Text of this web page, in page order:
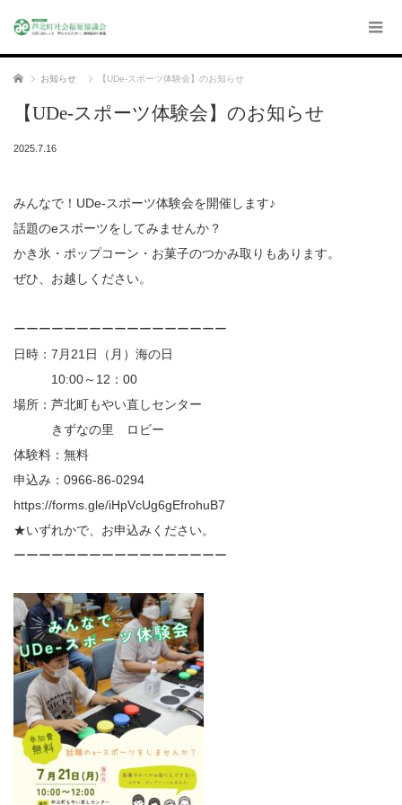
ホーム お知らせ 【UDe-スポーツ体験会】のお知らせ
【UDe-スポーツ体験会】のお知らせ
2025.7.16
みんなで！UDe-スポーツ体験会を開催します♪
話題のeスポーツをしてみませんか？
かき氷・ポップコーン・お菓子のつかみ取りもあります。
ぜひ、お越しください。
ーーーーーーーーーーーーーーーーー
日時：7月21日（月）海の日
10:00～12：00
場所：芦北町もやい直しセンター
きずなの里 ロビー
体験料：無料
申込み：0966-86-0294
https://forms.gle/iHpVcUg6gEfrohuB7
★いずれかで、お申込みください。
ーーーーーーーーーーーーーーーーー